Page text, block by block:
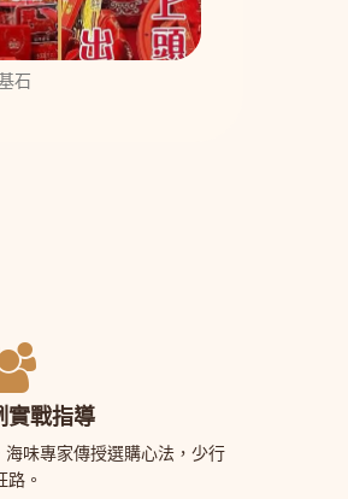
石
實戰指導
味專家傳授選購心法，少行
路。